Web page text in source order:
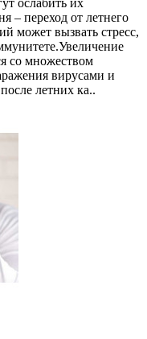
ослабить их
– переход от летнего
может вызвать стресс,
со множеством
вирусами и
летних ка..